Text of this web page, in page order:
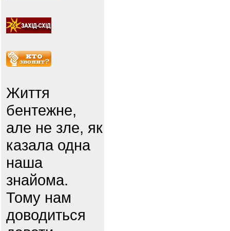
Життя
бентежне,
але не зле, як
казала одна
наша
знайома.
Тому нам
доводиться